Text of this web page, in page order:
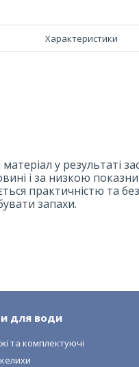
Характеристики
у результаті
і за низкою
практичністю та
запахи.
для води
та комплектуючі